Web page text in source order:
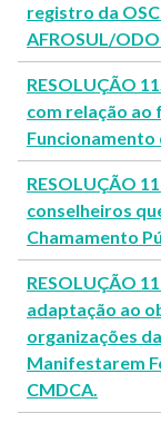
registro da
AFROSUL/
RESOLUÇÃO
com relação
Funcionamento
RESOLUÇÃO
conselheiros
Chamamento
RESOLUÇÃO
adaptação ao
organizações
Manifestarem
CMDCA.